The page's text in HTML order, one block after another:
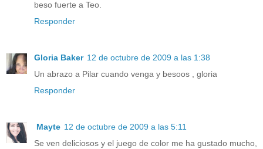
beso fuerte a Teo.
Responder
Gloria Baker 12 de octubre de 2009 a las 1:38
Un abrazo a Pilar cuando venga y besoos , gloria
Responder
Mayte 12 de octubre de 2009 a las 5:11
Se ven deliciosos y el juego de color me ha gustado mucho,